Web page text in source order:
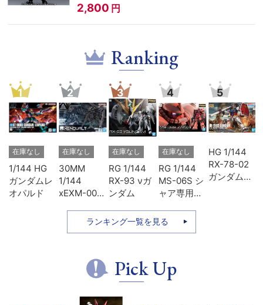
2,800 円
Ranking
1
在庫なし
1/144 HG
ガンダムレ
オパルド
2
在庫なし
30MM
1/144
xEXM-000
3
在庫なし
RG 1/144
RX-93 νガ
ンダム
4
在庫なし
RG 1/144
MS-06S シ
ャア専用ザ
5
HG 1/144
RX-78-02
ガンダム
ランキング一覧を見る
Pick Up